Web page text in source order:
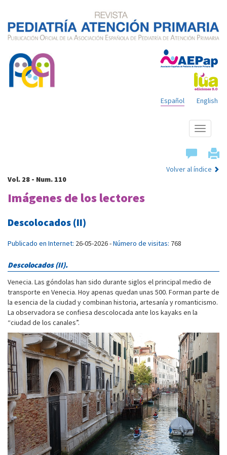
English
Español
Mostrar
menú
Volver al índice
Vol. 28 - Num. 110
Imágenes de los lectores
Descolocados (II)
Publicado en Internet: 26-05-2026 -Número de visitas: 768
Descolocados (II).
Venecia. Las góndolas han sido durante siglos el principal medio de
transporte en Venecia. Hoy apenas quedan unas 500. Forman parte de
la esencia de la ciudad y combinan historia, artesanía y romanticismo.
La observadora se confiesa descolocada ante los kayaks en la
“ciudad de los canales”.